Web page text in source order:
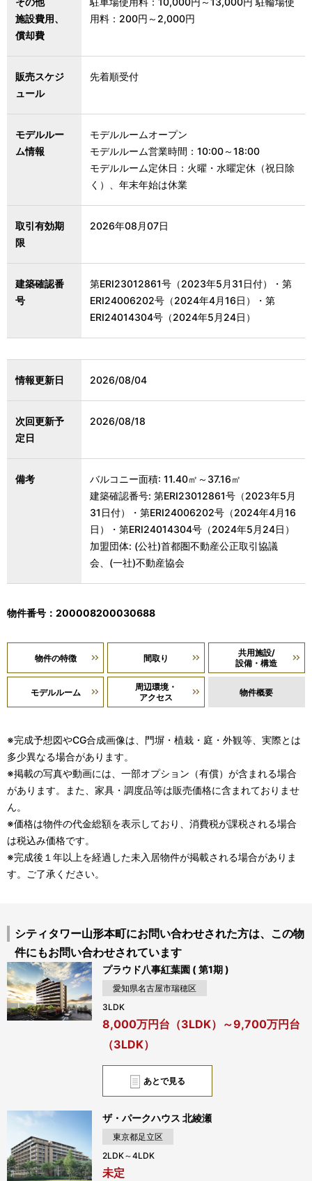
施設費用、
償却費
用料：200円～2,000円
販売スケジ
ュール
先着順受付
モデルルー
ム情報
モデルルームオープン
モデルルーム営業時間：10:00～18:00
モデルルーム定休日：火曜・水曜定休（祝日除
く）、年末年始は休業
取引有効期
限
2026年08月07日
建築確認番
号
第ERI23012861号（2023年5月31日付）・第
ERI24006202号（2024年4月16日）・第
ERI24014304号（2024年5月24日）
情報更新日 2026/08/04
次回更新予
定日
2026/08/18
備考
バルコニー面積: 11.40㎡～37.16㎡
建築確認番号: 第ERI23012861号（2023年5月
31日付）・第ERI24006202号（2024年4月16
日）・第ERI24014304号（2024年5月24日）
加盟団体: (公社)首都圏不動産公正取引協議
会、(一社)不動産協会
物件番号：200008200030688
物件の特徴 間取り
共用施設/
設備・構造
モデルルーム
周辺環境・
アクセス
物件概要
※完成予想図やCG合成画像は、門塀・植栽・庭・外観等、実際とは
多少異なる場合があります。
※掲載の写真や動画には、一部オプション（有償）が含まれる場合
があります。また、家具・調度品等は販売価格に含まれておりませ
ん。
※価格は物件の代金総額を表示しており、消費税が課税される場合
は税込み価格です。
※完成後１年以上を経過した未入居物件が掲載される場合がありま
す。ご了承ください。
シティタワー山形本町にお問い合わせされた方は、この物
件にもお問い合わせされています
あとで見る
プラウド八事紅葉園 ( 第1期 )
愛知県名古屋市瑞穂区
3LDK
8,000万円台（3LDK）～9,700万円台
（3LDK）
ザ・パークハウス 北綾瀬
東京都足立区
2LDK～4LDK
未定